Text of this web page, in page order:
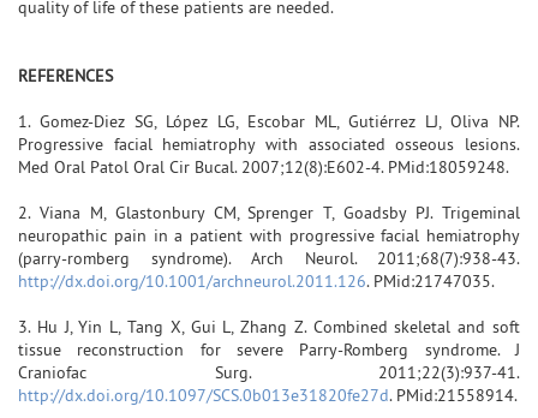
quality of life of these patients are needed.
REFERENCES
1. Gomez-Diez SG, López LG, Escobar ML, Gutiérrez LJ, Oliva NP.
Progressive facial hemiatrophy with associated osseous lesions.
Med Oral Patol Oral Cir Bucal. 2007;12(8):E602-4. PMid:18059248.
2. Viana M, Glastonbury CM, Sprenger T, Goadsby PJ. Trigeminal
neuropathic pain in a patient with progressive facial hemiatrophy
(parry-romberg syndrome). Arch Neurol. 2011;68(7):938-43.
http://dx.doi.org/10.1001/archneurol.2011.126. PMid:21747035.
3. Hu J, Yin L, Tang X, Gui L, Zhang Z. Combined skeletal and soft
tissue reconstruction for severe Parry-Romberg syndrome. J
Craniofac Surg. 2011;22(3):937-41.
http://dx.doi.org/10.1097/SCS.0b013e31820fe27d. PMid:21558914.